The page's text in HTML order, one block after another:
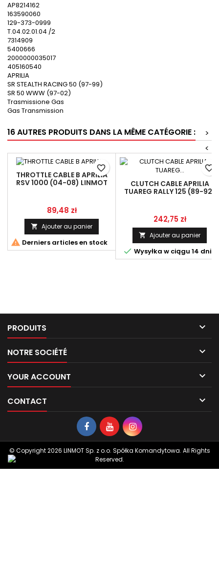
AP8214162
163590060
129-373-0999
T.04.02.01.04 /2
7314909
5400666
2000000035017
405160540
APRILIA
SR STEALTH RACING 50 (97-99)
SR 50 WWW (97-02)
Trasmissione Gas
Gas Transmission
16 AUTRES PRODUITS DANS LA MÊME CATÉGORIE :
>
<
THROTTLE CABLE B APRILIA
RSV 1000 (04-08) LINMOT
Prix
89,48 zł
 Ajouter au panier
 Derniers articles en stock
favorite_border
CLUTCH CABLE APRILIA
TUAREG RALLY 125 (89-92)
Prix
242,75 zł
 Ajouter au panier
 Wysyłka w ciągu 14 dni
favorite_border
PRODUITS 
NOTRE SOCIÉTÉ 
YOUR ACCOUNT 
CONTACT 
© Copyright 2026 LINMOT Sp. z o.o. Spółka Komandytowa. All Rights
Reserved.